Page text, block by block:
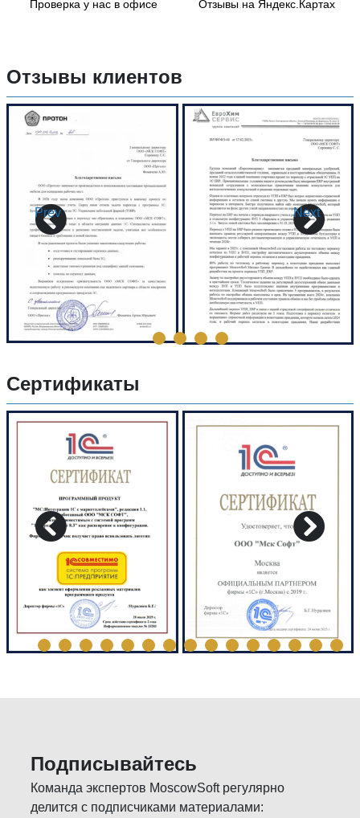
Проверка у нас в офисе Отзывы на Яндекс.Картах
Отзывы клиентов
Prev Next
Сертификаты
Подписывайтесь
Команда экспертов MoscowSoft регулярно
делится с подписчиками материалами: